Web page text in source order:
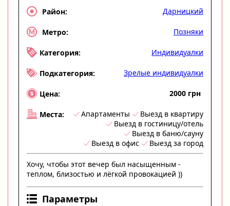
Район: Дарницкий
Метро: Позняки
Категория: Индивидуалки
Подкатегория: Зрелые индивидуалки
Цена: 2000 грн
Места: Апартаменты
Выезд в квартиру
Выезд в гостиницу/отель
Выезд в баню/сауну
Выезд в офис
Выезд за город
Хочу, чтобы этот вечер был насыщенным -
теплом, близостью и лёгкой провокацией ))
Параметры